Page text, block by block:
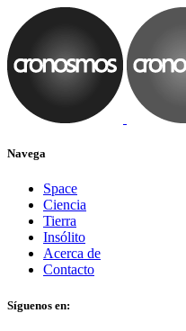
Navega
Space
Ciencia
Tierra
Insólito
Acerca de
Contacto
Síguenos en: